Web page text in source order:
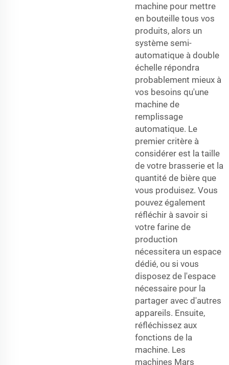
machine pour mettre
en bouteille tous vos
produits, alors un
système semi-
automatique à double
échelle répondra
probablement mieux à
vos besoins qu'une
machine de
remplissage
automatique. Le
premier critère à
considérer est la taille
de votre brasserie et la
quantité de bière que
vous produisez. Vous
pouvez également
réfléchir à savoir si
votre farine de
production
nécessitera un espace
dédié, ou si vous
disposez de l'espace
nécessaire pour la
partager avec d'autres
appareils. Ensuite,
réfléchissez aux
fonctions de la
machine. Les
machines Mars